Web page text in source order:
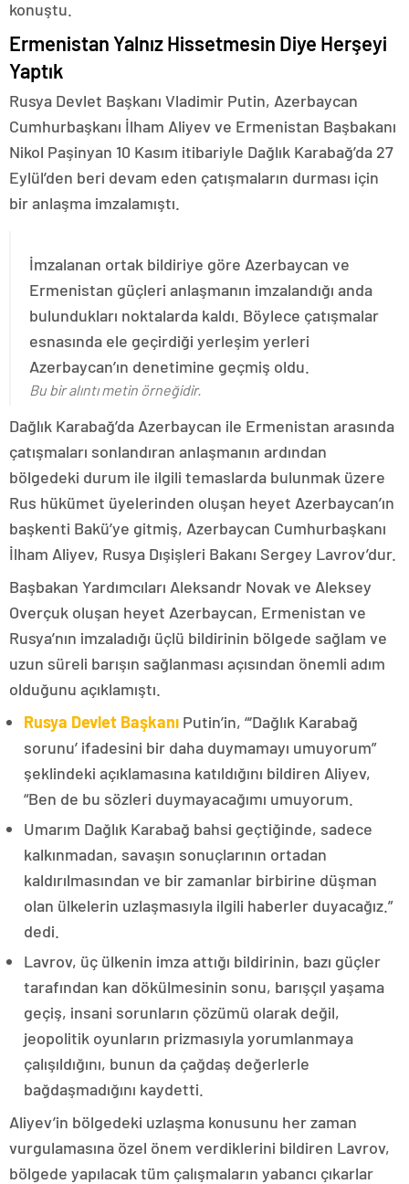
konuştu.
Ermenistan Yalnız Hissetmesin Diye Herşeyi
Yaptık
Rusya Devlet Başkanı Vladimir Putin, Azerbaycan
Cumhurbaşkanı İlham Aliyev ve Ermenistan Başbakanı
Nikol Paşinyan 10 Kasım itibariyle Dağlık Karabağ’da 27
Eylül’den beri devam eden çatışmaların durması için
bir anlaşma imzalamıştı.
İmzalanan ortak bildiriye göre Azerbaycan ve
Ermenistan güçleri anlaşmanın imzalandığı anda
bulundukları noktalarda kaldı. Böylece çatışmalar
esnasında ele geçirdiği yerleşim yerleri
Azerbaycan’ın denetimine geçmiş oldu.
Bu bir alıntı metin örneğidir.
Dağlık Karabağ’da Azerbaycan ile Ermenistan arasında
çatışmaları sonlandıran anlaşmanın ardından
bölgedeki durum ile ilgili temaslarda bulunmak üzere
Rus hükümet üyelerinden oluşan heyet Azerbaycan’ın
başkenti Bakü’ye gitmiş, Azerbaycan Cumhurbaşkanı
İlham Aliyev, Rusya Dışişleri Bakanı Sergey Lavrov’dur.
Başbakan Yardımcıları Aleksandr Novak ve Aleksey
Overçuk oluşan heyet Azerbaycan, Ermenistan ve
Rusya’nın imzaladığı üçlü bildirinin bölgede sağlam ve
uzun süreli barışın sağlanması açısından önemli adım
olduğunu açıklamıştı.
Rusya Devlet Başkanı Putin’in, “‘Dağlık Karabağ
sorunu’ ifadesini bir daha duymamayı umuyorum”
şeklindeki açıklamasına katıldığını bildiren Aliyev,
“Ben de bu sözleri duymayacağımı umuyorum.
Umarım Dağlık Karabağ bahsi geçtiğinde, sadece
kalkınmadan, savaşın sonuçlarının ortadan
kaldırılmasından ve bir zamanlar birbirine düşman
olan ülkelerin uzlaşmasıyla ilgili haberler duyacağız.”
dedi.
Lavrov, üç ülkenin imza attığı bildirinin, bazı güçler
tarafından kan dökülmesinin sonu, barışçıl yaşama
geçiş, insani sorunların çözümü olarak değil,
jeopolitik oyunların prizmasıyla yorumlanmaya
çalışıldığını, bunun da çağdaş değerlerle
bağdaşmadığını kaydetti.
Aliyev’in bölgedeki uzlaşma konusunu her zaman
vurgulamasına özel önem verdiklerini bildiren Lavrov,
bölgede yapılacak tüm çalışmaların yabancı çıkarlar